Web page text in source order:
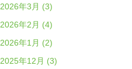
2026年3月 (3)
2026年2月 (4)
2026年1月 (2)
2025年12月 (3)